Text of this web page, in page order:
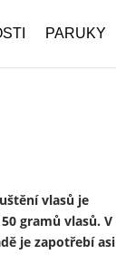
PARUKY
vlasů je
50 gramů vlasů.V
je zapotřebí asi